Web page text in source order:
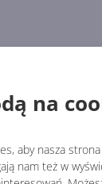
na
aby nasza strona
nam też w